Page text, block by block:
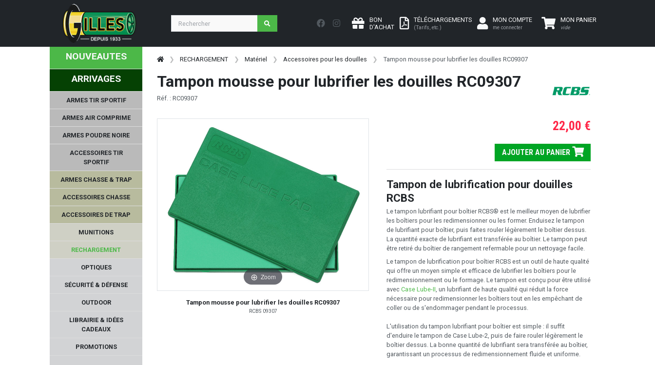
BON
D'ACHAT
TÉLÉCHARGEMENTS
(Tarifs, etc.)
MON COMPTE
me connecter
MON PANIER
vide
NOUVEAUTES
ARRIVAGES
ARMES TIR SPORTIF
ARMES AIR COMPRIME
ARMES POUDRE NOIRE
ACCESSOIRES TIR
SPORTIF
ARMES CHASSE & TRAP
ACCESSOIRES CHASSE
ACCESSOIRES DE TRAP
MUNITIONS
RECHARGEMENT
OPTIQUES
SÉCURITÉ & DÉFENSE
OUTDOOR
LIBRAIRIE & IDÉES
CADEAUX
PROMOTIONS
RECHARGEMENT Matériel Accessoires pour les douilles Tampon mousse pour lubrifier les douilles RC09307
Tampon mousse pour lubrifier les douilles RC09307
Réf. : RC09307
Zoom
Tampon mousse pour lubrifier les douilles RC09307
RCBS 09307
22,00 €
AJOUTER AU PANIER
Tampon de lubrification pour douilles
RCBS
Le tampon lubrifiant pour boîtier RCBS® est le meilleur moyen de lubrifier
les boîtiers pour les redimensionner ou les former. Enduisez le tampon
de lubrifiant pour boîtier, puis faites rouler légèrement le boîtier dessus.
La quantité exacte de lubrifiant est transférée au boîtier. Le tampon peut
être retiré du boîtier de rangement refermable pour un nettoyage facile.
Le tampon de lubrification pour boîtier RCBS est un outil de haute qualité
qui offre un moyen simple et efficace de lubrifier les boîtiers pour le
redimensionnement ou le formage. Le tampon est conçu pour être utilisé
avec Case Lube-II, un lubrifiant de haute qualité qui réduit la force
nécessaire pour redimensionner les boîtiers tout en les empêchant de
coller ou de s'endommager pendant le processus.
L'utilisation du tampon lubrifiant pour boîtier est simple : il suffit
d'enduire le tampon de Case Lube-2, puis de faire rouler légèrement le
boîtier dessus. La bonne quantité de lubrifiant sera transférée au boîtier,
garantissant un processus de redimensionnement fluide et uniforme.